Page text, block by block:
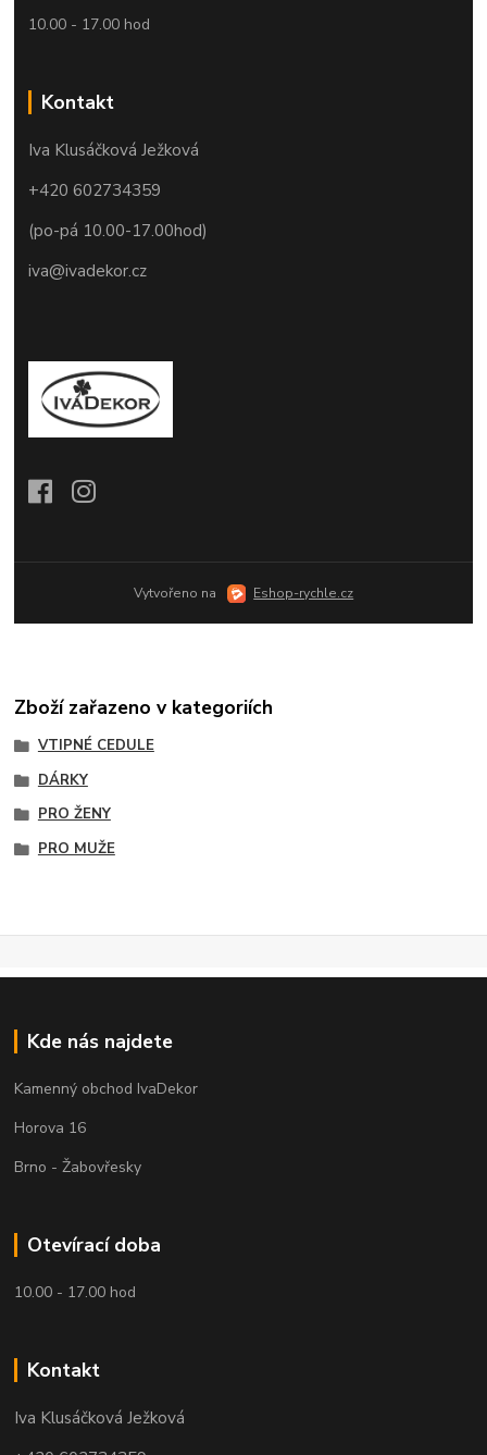
10.00 - 17.00 hod
Kontakt
Iva Klusáčková Ježková
+420 602734359
(po-pá 10.00-17.00hod)
iva@ivadekor.cz
Vytvořeno na Eshop-rychle.cz
Zboží zařazeno v kategoriích
VTIPNÉ CEDULE
DÁRKY
PRO ŽENY
PRO MUŽE
Kde nás najdete
Kamenný obchod IvaDekor
Horova 16
Brno - Žabovřesky
Otevírací doba
10.00 - 17.00 hod
Kontakt
Iva Klusáčková Ježková